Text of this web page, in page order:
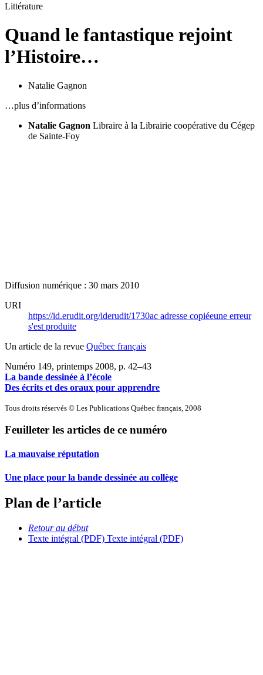
Littérature
Quand le fantastique rejoint
l’Histoire…
Natalie Gagnon
…plus d’informations
Natalie Gagnon Libraire à la Librairie coopérative du Cégep
de Sainte-Foy
Diffusion numérique : 30 mars 2010
URI
https://id.erudit.org/iderudit/1730ac adresse copiéeune erreur
s'est produite
Un article de la revue Québec français
Numéro 149, printemps 2008, p. 42–43
La bande dessinée à l’école
Des écrits et des oraux pour apprendre
Tous droits réservés © Les Publications Québec français, 2008
Feuilleter les articles de ce numéro
La mauvaise réputation
Une place pour la bande dessinée au collège
Plan de l’article
Retour au début
Texte intégral (PDF) Texte intégral (PDF)